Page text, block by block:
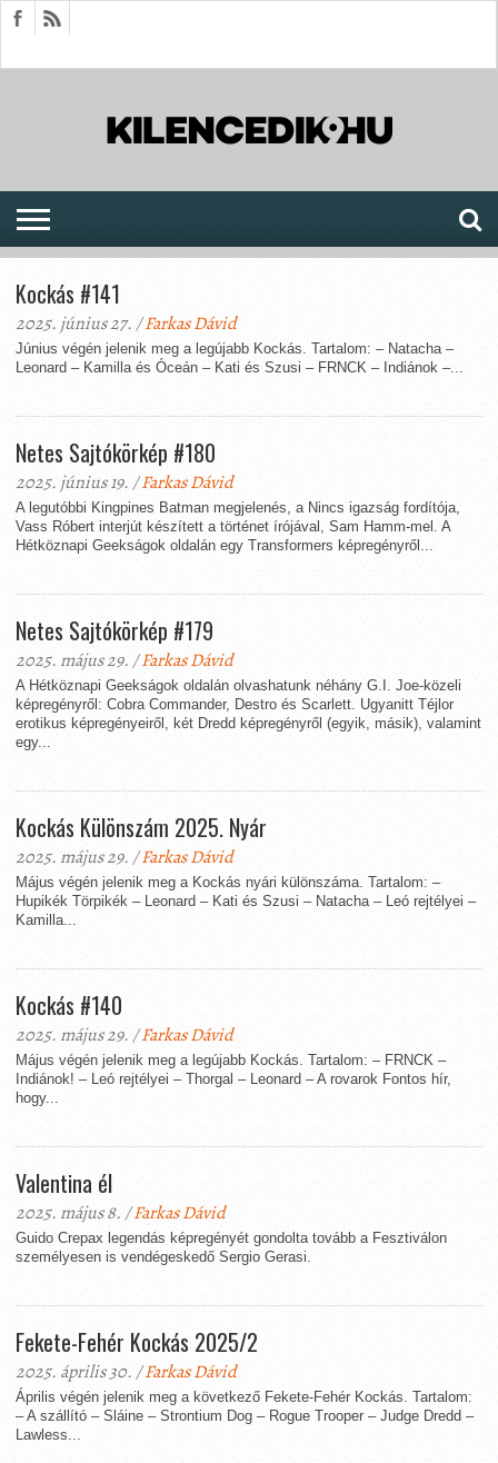
Kockás #141
2025. június 27. /Farkas Dávid
Június végén jelenik meg a legújabb Kockás. Tartalom: – Natacha –
Leonard – Kamilla és Óceán – Kati és Szusi – FRNCK – Indiánok –...
Netes Sajtókörkép #180
2025. június 19. /Farkas Dávid
A legutóbbi Kingpines Batman megjelenés, a Nincs igazság fordítója,
Vass Róbert interjút készített a történet írójával, Sam Hamm-mel. A
Hétköznapi Geekságok oldalán egy Transformers képregényről...
Netes Sajtókörkép #179
2025. május 29. /Farkas Dávid
A Hétköznapi Geekságok oldalán olvashatunk néhány G.I. Joe-közeli
képregényről: Cobra Commander, Destro és Scarlett. Ugyanitt Téjlor
erotikus képregényeiről, két Dredd képregényről (egyik, másik), valamint
egy...
Kockás Különszám 2025. Nyár
2025. május 29. /Farkas Dávid
Május végén jelenik meg a Kockás nyári különszáma. Tartalom: –
Hupikék Törpikék – Leonard – Kati és Szusi – Natacha – Leó rejtélyei –
Kamilla...
Kockás #140
2025. május 29. /Farkas Dávid
Május végén jelenik meg a legújabb Kockás. Tartalom: – FRNCK –
Indiánok! – Leó rejtélyei – Thorgal – Leonard – A rovarok Fontos hír,
hogy...
Valentina él
2025. május 8. /Farkas Dávid
Guido Crepax legendás képregényét gondolta tovább a Fesztiválon
személyesen is vendégeskedő Sergio Gerasi.
Fekete-Fehér Kockás 2025/2
2025. április 30. /Farkas Dávid
Április végén jelenik meg a következő Fekete-Fehér Kockás. Tartalom:
– A szállító – Sláine – Strontium Dog – Rogue Trooper – Judge Dredd –
Lawless...